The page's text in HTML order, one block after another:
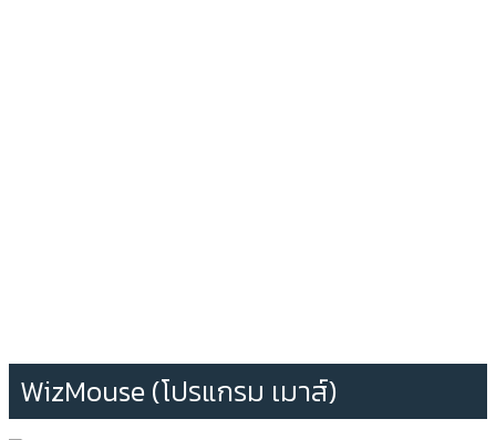
WizMouse (โปรแกรม เมาส์)